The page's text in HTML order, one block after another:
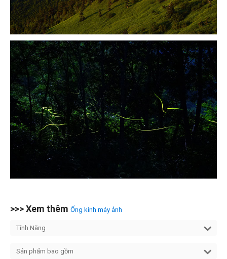
>>> Xem thêm Ống kính máy ảnh
Tính Năng
Sản phẩm bao gồm